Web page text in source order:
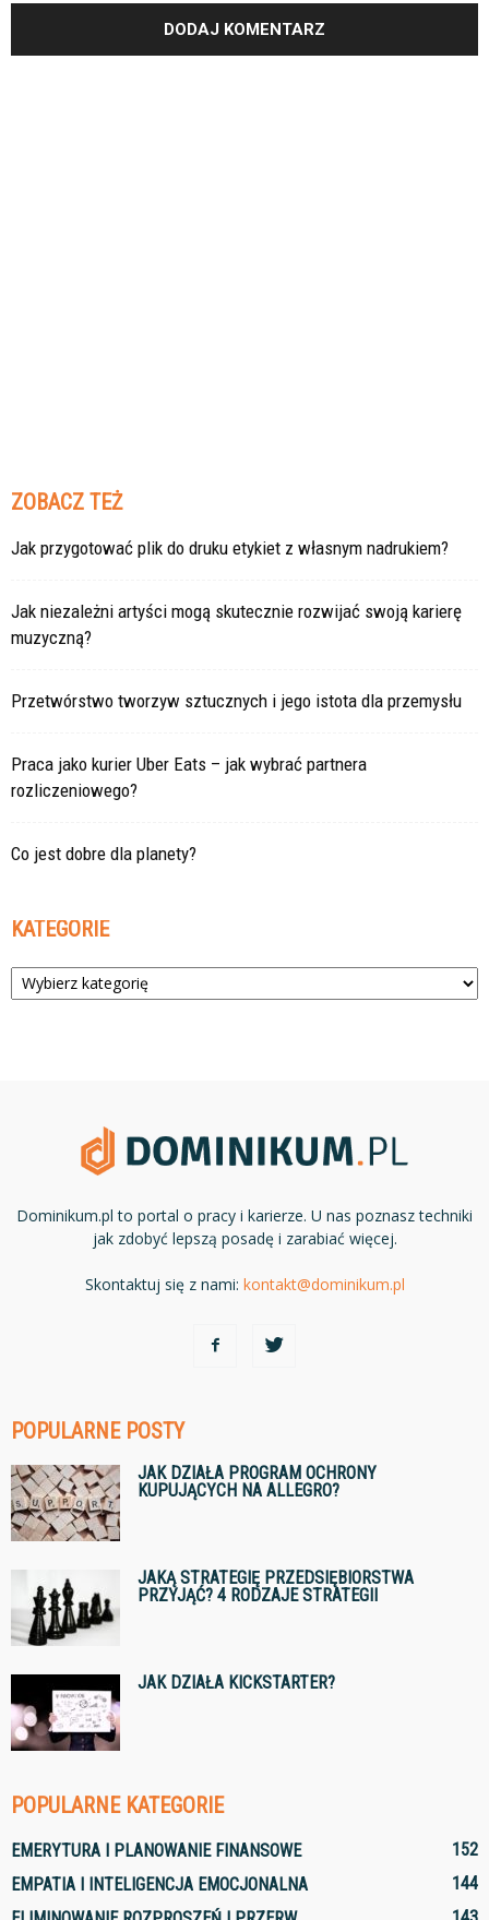
ZOBACZ TEŻ
Jak przygotować plik do druku etykiet z własnym nadrukiem?
Jak niezależni artyści mogą skutecznie rozwijać swoją karierę
muzyczną?
Przetwórstwo tworzyw sztucznych i jego istota dla przemysłu
Praca jako kurier Uber Eats – jak wybrać partnera
rozliczeniowego?
Co jest dobre dla planety?
KATEGORIE
Kategorie
Dominikum.pl to portal o pracy i karierze. U nas poznasz techniki
jak zdobyć lepszą posadę i zarabiać więcej.
Skontaktuj się z nami: kontakt@dominikum.pl
POPULARNE POSTY
JAK DZIAŁA PROGRAM OCHRONY
KUPUJĄCYCH NA ALLEGRO?
JAKĄ STRATEGIĘ PRZEDSIĘBIORSTWA
PRZYJĄĆ? 4 RODZAJE STRATEGII
JAK DZIAŁA KICKSTARTER?
POPULARNE KATEGORIE
EMERYTURA I PLANOWANIE FINANSOWE
152
EMPATIA I INTELIGENCJA EMOCJONALNA
144